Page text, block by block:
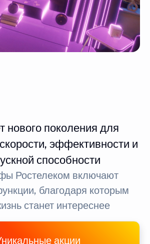
нового поколения для
эффективности и
способности
Ростелеком включают
благодаря которым
станет интереснее
акции